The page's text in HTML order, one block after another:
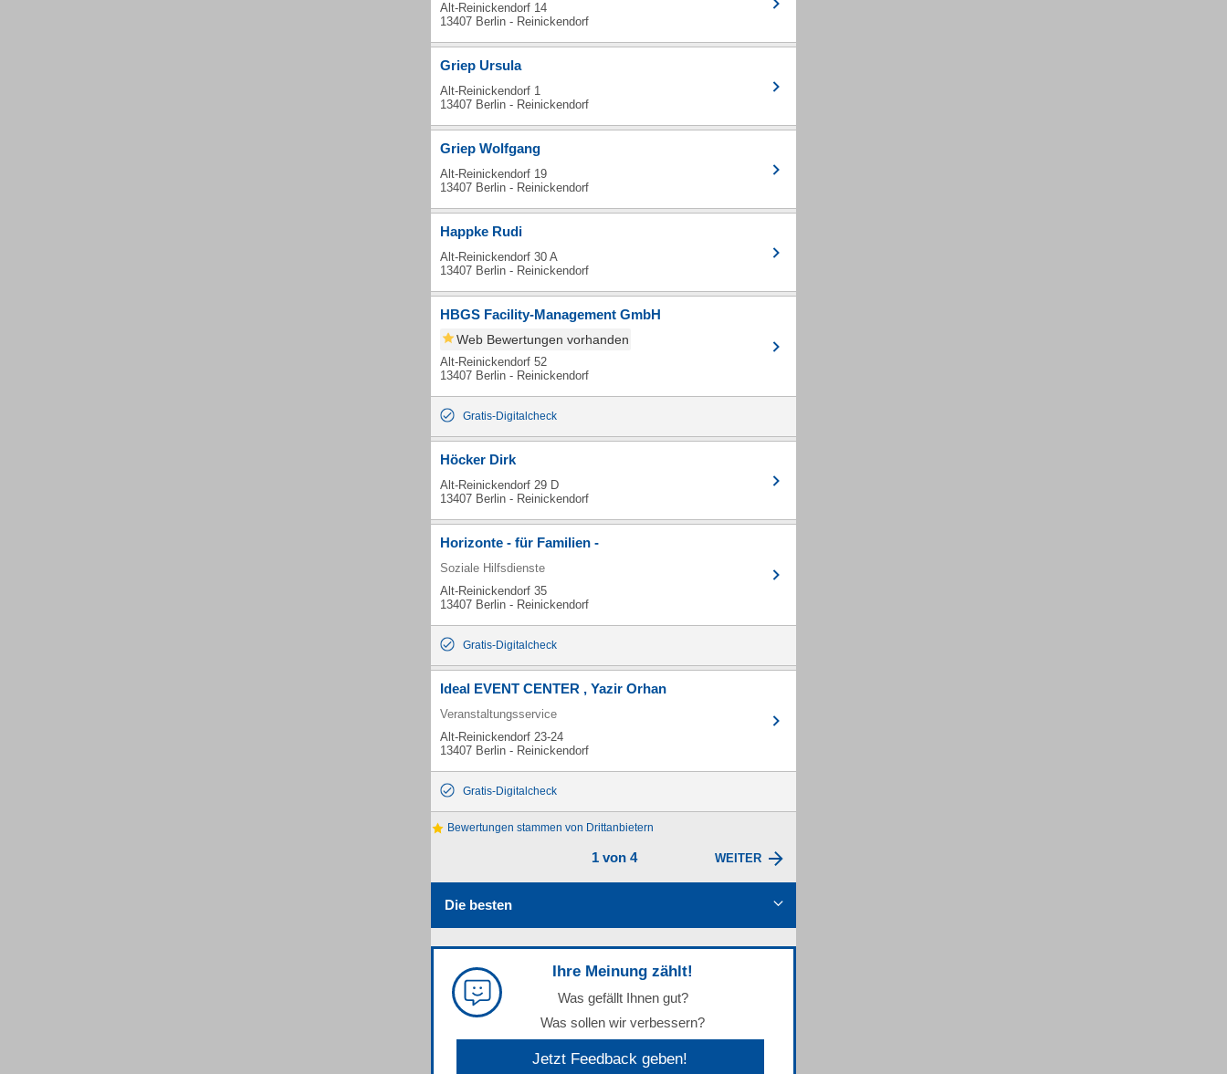
Alt-Reinickendorf 14
13407 Berlin - Reinickendorf
Griep Ursula
Alt-Reinickendorf 1
13407 Berlin - Reinickendorf
Griep Wolfgang
Alt-Reinickendorf 19
13407 Berlin - Reinickendorf
Happke Rudi
Alt-Reinickendorf 30 A
13407 Berlin - Reinickendorf
HBGS Facility-Management GmbH
Web Bewertungen vorhanden
Alt-Reinickendorf 52
13407 Berlin - Reinickendorf
Gratis-Digitalcheck
Höcker Dirk
Alt-Reinickendorf 29 D
13407 Berlin - Reinickendorf
Horizonte - für Familien -
Soziale Hilfsdienste
Alt-Reinickendorf 35
13407 Berlin - Reinickendorf
Gratis-Digitalcheck
Ideal EVENT CENTER , Yazir Orhan
Veranstaltungsservice
Alt-Reinickendorf 23-24
13407 Berlin - Reinickendorf
Gratis-Digitalcheck
Bewertungen stammen von Drittanbietern
1 von 4 WEITER
Die besten
Ihre Meinung zählt!
Was gefällt Ihnen gut?
Was sollen wir verbessern?
Jetzt Feedback geben!